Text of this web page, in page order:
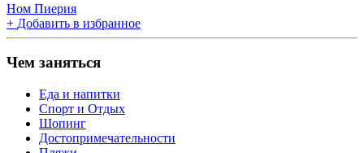
Ном Пиерия
+ Добавить в избранное
Чем заняться
Еда и напитки
Спорт и Отдых
Шопинг
Достопримечательности